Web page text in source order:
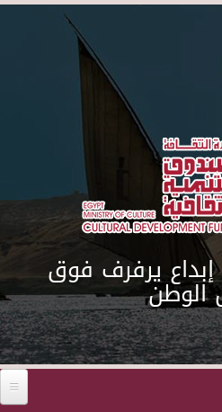
Skip to main content
يرفرف فوق
الوطن